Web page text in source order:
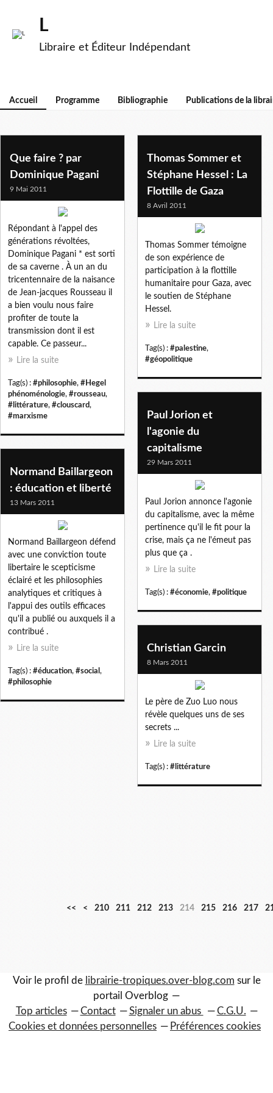
L
Libraire et Éditeur Indépendant
Accueil Programme Bibliographie Publications de la
Que faire ? par
Dominique Pagani
9 Mai 2011
Répondant à l'appel des
générations révoltées,
Dominique Pagani * est sorti
de sa caverne . À un an du
tricentennaire de la naisance
de Jean-jacques Rousseau il
a bien voulu nous faire
profiter de toute la
transmission dont il est
capable. Ce passeur...
Lire la suite
Tag(s) : #philosophie, #Hegel
phénoménologie, #rousseau,
#littérature, #clouscard,
#marxisme
Thomas Sommer et
Stéphane Hessel : La
Flottille de Gaza
8 Avril 2011
Thomas Sommer témoigne
de son expérience de
participation à la flottille
humanitaire pour Gaza, avec
le soutien de Stéphane
Hessel.
Lire la suite
Tag(s) : #palestine,
#géopolitique
Paul Jorion et
l'agonie du
capitalisme
29 Mars 2011
Paul Jorion annonce l'agonie
du capitalisme, avec la même
pertinence qu'il le fit pour la
crise, mais ça ne l'émeut pas
plus que ça .
Lire la suite
Tag(s) : #économie, #politique
Normand Baillargeon
: éducation et liberté
13 Mars 2011
Normand Baillargeon défend
avec une conviction toute
libertaire le scepticisme
éclairé et les philosophies
analytiques et critiques à
l'appui des outils efficaces
qu'il a publié ou auxquels il a
contribué .
Lire la suite
Tag(s) : #éducation, #social ,
#philosophie
Christian Garcin
8 Mars 2011
Le père de Zuo Luo nous
révèle quelques uns de ses
secrets ...
Lire la suite
Tag(s) : #littérature
<< <
2
210 211 212 213 214 215 216 217
Voir le profil de librairie-tropiques.over-blog.com sur le
portail Overblog
Top articles
Contact Signaler un abus
C.G.U.
Cookies et données personnelles
Préférences cookies